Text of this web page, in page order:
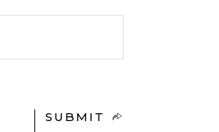
SUBMIT